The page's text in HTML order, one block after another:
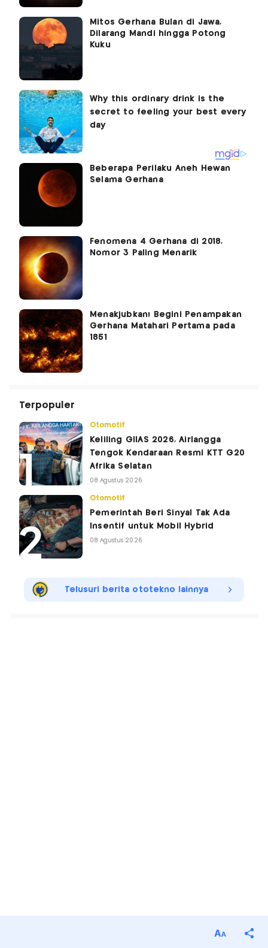
Mitos Gerhana Bulan di Jawa,
Dilarang Mandi hingga Potong
Kuku
Beberapa Perilaku Aneh Hewan
Selama Gerhana
Fenomena 4 Gerhana di 2018,
Nomor 3 Paling Menarik
Menakjubkan! Begini Penampakan
Gerhana Matahari Pertama pada
1851
Terpopuler
Otomotif
Keliling GIIAS 2026, Airlangga
Tengok Kendaraan Resmi KTT G20
Afrika Selatan
08 Agustus 2026
Otomotif
Pemerintah Beri Sinyal Tak Ada
Insentif untuk Mobil Hybrid
08 Agustus 2026
Telusuri berita ototekno lainnya